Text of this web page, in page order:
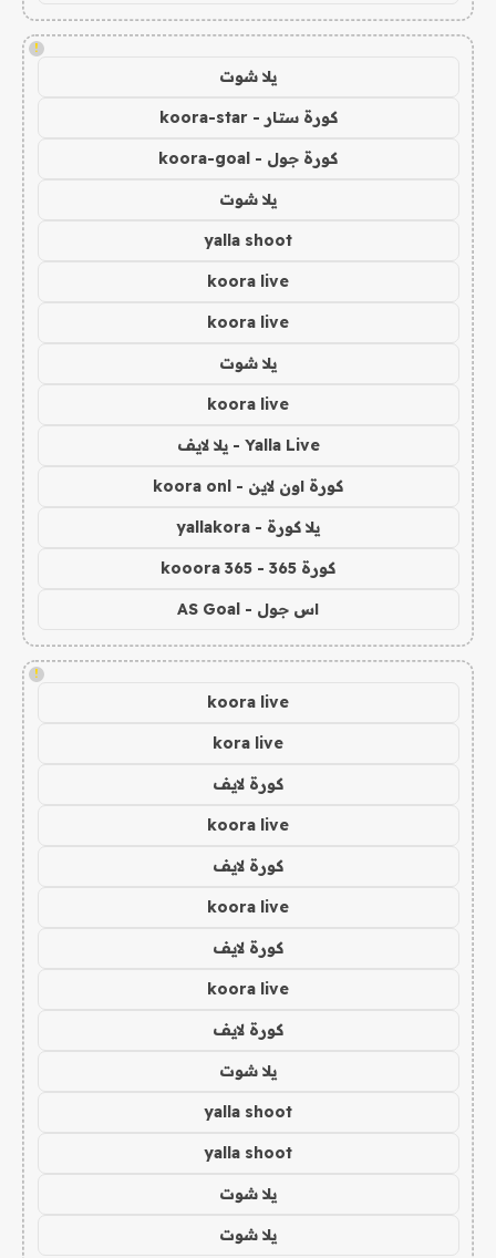
!
يلا شوت
كورة ستار - koora-star
كورة جول - koora-goal
يلا شوت
yalla shoot
koora live
koora live
يلا شوت
koora live
Yalla Live - يلا لايف
كورة اون لاين - koora onl
يلا كورة - yallakora
كورة 365 - kooora 365
اس جول - AS Goal
!
koora live
kora live
كورة لايف
koora live
كورة لايف
koora live
كورة لايف
koora live
كورة لايف
يلا شوت
yalla shoot
yalla shoot
يلا شوت
يلا شوت